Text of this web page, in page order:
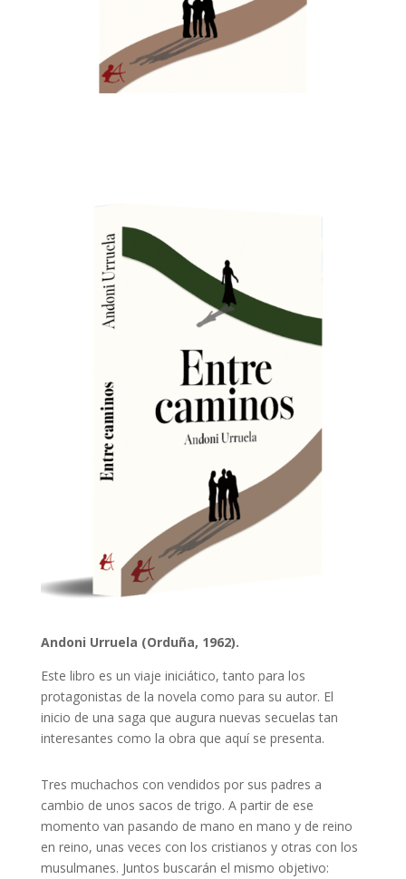
Andoni Urruela (Orduña, 1962).
Este libro es un viaje iniciático, tanto para los
protagonistas de la novela como para su autor. El
inicio de una saga que augura nuevas secuelas tan
interesantes como la obra que aquí se presenta.
Tres muchachos con vendidos por sus padres a
cambio de unos sacos de trigo. A partir de ese
momento van pasando de mano en mano y de reino
en reino, unas veces con los cristianos y otras con los
musulmanes. Juntos buscarán el mismo objetivo: